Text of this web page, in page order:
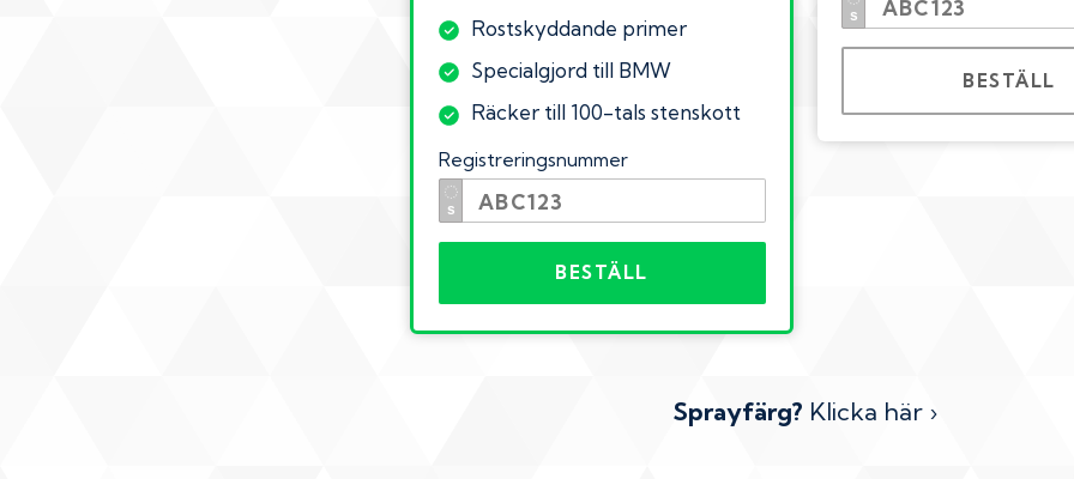
Rostskyddande primer
Specialgjord till BMW
Räcker till 100-tals stenskott
Registreringsnummer
BESTÄLL
BESTÄLL
Sprayfärg? Klicka här ›